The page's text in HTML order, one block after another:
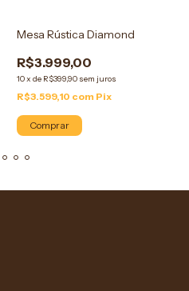
Mesa Rústica Diamond
R$3.999,00
10x de R$399,90 sem juros
R$3.599,10 com Pix
Comprar